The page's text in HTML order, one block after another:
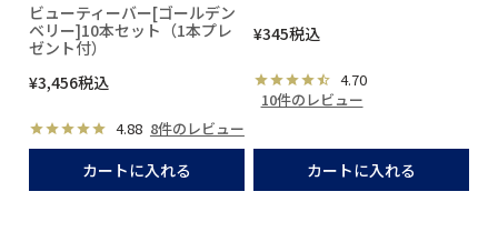
ビューティーバー[ゴールデン
ベリー]10本セット（1本プレ
ゼント付）
¥3,456税込
4.88 8件のレビュー
カートに入れる
¥345税込
4.70
10件のレビュー
カートに入れる